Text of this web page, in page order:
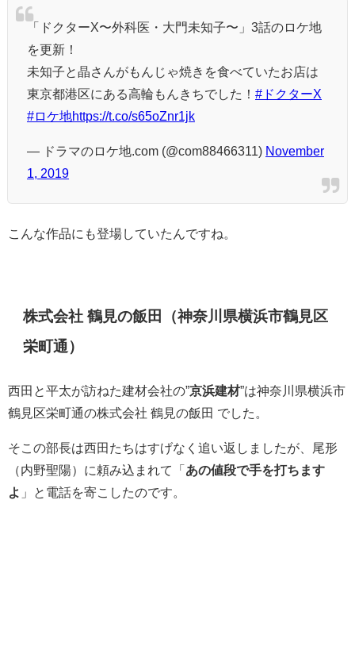
「ドクターX〜外科医・大門未知子〜」3話のロケ地
を更新！
未知子と晶さんがもんじゃ焼きを食べていたお店は
東京都港区にある高輪もんきちでした！ #ドクターX
#ロケ地https://t.co/s65oZnr1jk
— ドラマのロケ地.com (@com88466311) November
1, 2019
こんな作品にも登場していたんですね。
株式会社 鶴見の飯田（神奈川県横浜市鶴見区
栄町通）
西田と平太が訪ねた建材会社の”京浜建材”は神奈川県横浜市
鶴見区栄町通の株式会社 鶴見の飯田 でした。
そこの部長は西田たちはすげなく追い返しましたが、尾形
（内野聖陽）に頼み込まれて「あの値段で手を打ちます
よ 」と電話を寄こしたのです。